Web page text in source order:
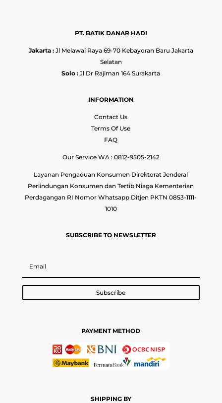
PT. BATIK DANAR HADI
Jakarta :Jl Melawai Raya 69-70 Kebayoran Baru Jakarta
Selatan
Solo : Jl Dr Rajiman 164 Surakarta
INFORMATION
Contact Us
Terms Of Use
FAQ
Our Service WA : 0812-9505-2142
Layanan Pengaduan Konsumen Direktorat Jenderal
Perlindungan Konsumen dan Tertib Niaga Kementerian
Perdagangan RI Nomor Whatsapp Ditjen PKTN 0853-1111-
1010
SUBSCRIBE TO NEWSLETTER
Subscribe
PAYMENT METHOD
SHIPPING BY